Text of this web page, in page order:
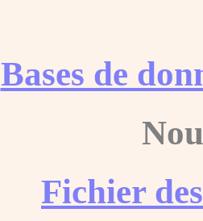
Bases de
Fichier